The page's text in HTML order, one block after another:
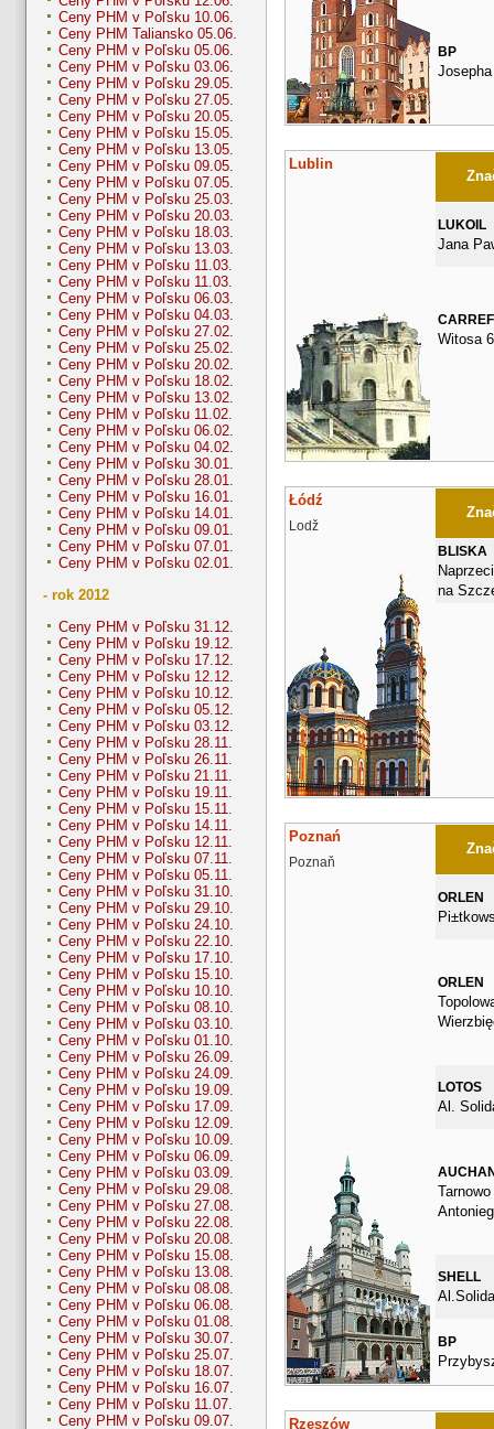
Ceny PHM v Poľsku 10.06.
Ceny PHM Taliansko 05.06.
Ceny PHM v Poľsku 05.06.
Ceny PHM v Poľsku 03.06.
Ceny PHM v Poľsku 29.05.
Ceny PHM v Poľsku 27.05.
Ceny PHM v Poľsku 20.05.
Ceny PHM v Poľsku 15.05.
Ceny PHM v Poľsku 13.05.
Ceny PHM v Poľsku 09.05.
Ceny PHM v Poľsku 07.05.
Ceny PHM v Poľsku 25.03.
Ceny PHM v Poľsku 20.03.
Ceny PHM v Poľsku 18.03.
Ceny PHM v Poľsku 13.03.
Ceny PHM v Poľsku 11.03.
Ceny PHM v Poľsku 11.03.
Ceny PHM v Poľsku 06.03.
Ceny PHM v Poľsku 04.03.
Ceny PHM v Poľsku 27.02.
Ceny PHM v Poľsku 25.02.
Ceny PHM v Poľsku 20.02.
Ceny PHM v Poľsku 18.02.
Ceny PHM v Poľsku 13.02.
Ceny PHM v Poľsku 11.02.
Ceny PHM v Poľsku 06.02.
Ceny PHM v Poľsku 04.02.
Ceny PHM v Poľsku 30.01.
Ceny PHM v Poľsku 28.01.
Ceny PHM v Poľsku 16.01.
Ceny PHM v Poľsku 14.01.
Ceny PHM v Poľsku 09.01.
Ceny PHM v Poľsku 07.01.
Ceny PHM v Poľsku 02.01.
- rok 2012
Ceny PHM v Poľsku 31.12.
Ceny PHM v Poľsku 19.12.
Ceny PHM v Poľsku 17.12.
Ceny PHM v Poľsku 12.12.
Ceny PHM v Poľsku 10.12.
Ceny PHM v Poľsku 05.12.
Ceny PHM v Poľsku 03.12.
Ceny PHM v Poľsku 28.11.
Ceny PHM v Poľsku 26.11.
Ceny PHM v Poľsku 21.11.
Ceny PHM v Poľsku 19.11.
Ceny PHM v Poľsku 15.11.
Ceny PHM v Poľsku 14.11.
Ceny PHM v Poľsku 12.11.
Ceny PHM v Poľsku 07.11.
Ceny PHM v Poľsku 05.11.
Ceny PHM v Poľsku 31.10.
Ceny PHM v Poľsku 29.10.
Ceny PHM v Poľsku 24.10.
Ceny PHM v Poľsku 22.10.
Ceny PHM v Poľsku 17.10.
Ceny PHM v Poľsku 15.10.
Ceny PHM v Poľsku 10.10.
Ceny PHM v Poľsku 08.10.
Ceny PHM v Poľsku 03.10.
Ceny PHM v Poľsku 01.10.
Ceny PHM v Poľsku 26.09.
Ceny PHM v Poľsku 24.09.
Ceny PHM v Poľsku 19.09.
Ceny PHM v Poľsku 17.09.
Ceny PHM v Poľsku 12.09.
Ceny PHM v Poľsku 10.09.
Ceny PHM v Poľsku 06.09.
Ceny PHM v Poľsku 03.09.
Ceny PHM v Poľsku 29.08.
Ceny PHM v Poľsku 27.08.
Ceny PHM v Poľsku 22.08.
Ceny PHM v Poľsku 20.08.
Ceny PHM v Poľsku 15.08.
Ceny PHM v Poľsku 13.08.
Ceny PHM v Poľsku 08.08.
Ceny PHM v Poľsku 06.08.
Ceny PHM v Poľsku 01.08.
Ceny PHM v Poľsku 30.07.
Ceny PHM v Poľsku 25.07.
Ceny PHM v Poľsku 18.07.
Ceny PHM v Poľsku 16.07.
Ceny PHM v Poľsku 11.07.
Ceny PHM v Poľsku 09.07.
BP
Lublin
LUKOIL
Jana
Witosa
Łódź
Lodž
BLISKA
na
Poznań
Poznaň
ORLEN
ORLEN
LOTOS
Al.
Tarnowo
SHELL
BP
Rzeszów